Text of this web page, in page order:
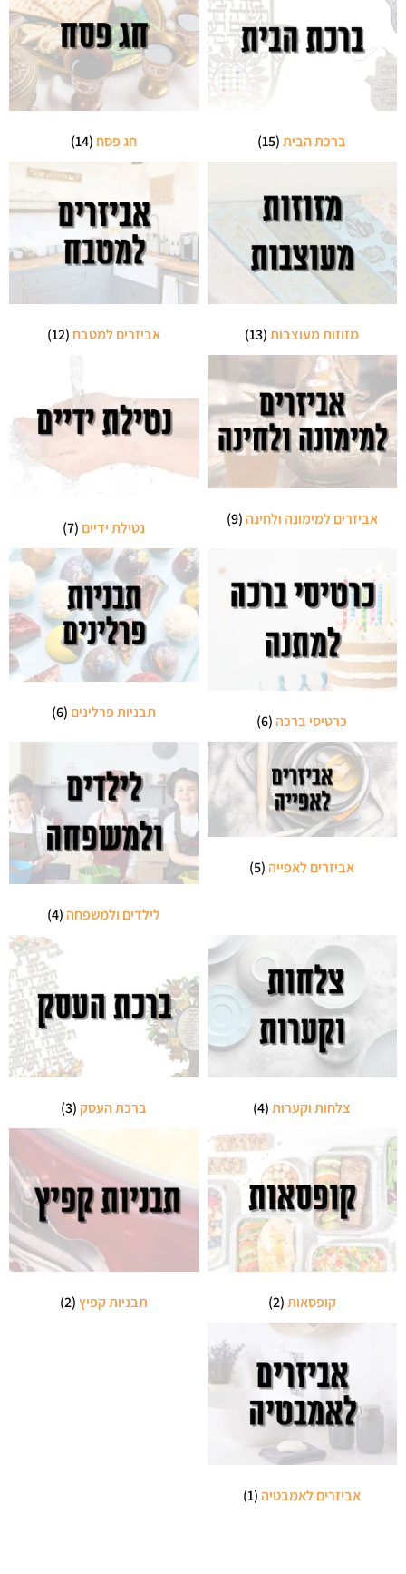
ברכת הבית(15) חג פסח (14)
מזוזות מעוצבות(13) אביזרים למטבח (12)
אביזרים למימונה ולחינה(9) נטילת ידיים (7)
כרטיסי ברכה(6) תבניות פרלינים (6)
אביזרים לאפייה(5)
לילדים ולמשפחה(4)
צלחות וקערות(4) ברכת העסק(3)
קופסאות(2) תבניות קפיץ(2)
אביזרים לאמבטיה(1)